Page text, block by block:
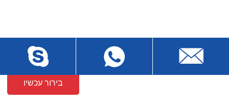
לשאלות לגבי המוצרים או המחירון שלנו, אנא השאירו לנו את האימייל
בירור עכשיו